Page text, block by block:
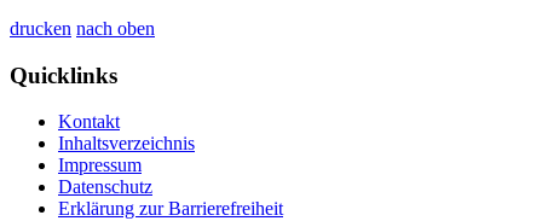
drucken nach oben
Quicklinks
Kontakt
Inhaltsverzeichnis
Impressum
Datenschutz
Erklärung zur Barrierefreiheit